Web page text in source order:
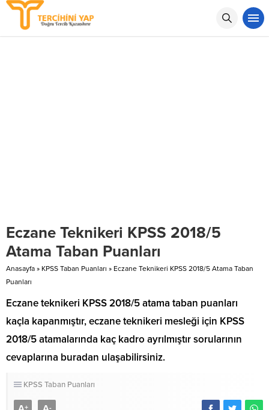
Eczane Teknikeri KPSS 2018/5
Atama Taban Puanları
Anasayfa » KPSS Taban Puanları » Eczane Teknikeri KPSS 2018/5 Atama Taban
Puanları
Eczane teknikeri KPSS 2018/5 atama taban puanları
kaçla kapanmıştır, eczane teknikeri mesleği için KPSS
2018/5 atamalarında kaç kadro ayrılmıştır sorularının
cevaplarına buradan ulaşabilirsiniz.
KPSS Taban Puanları
+ -